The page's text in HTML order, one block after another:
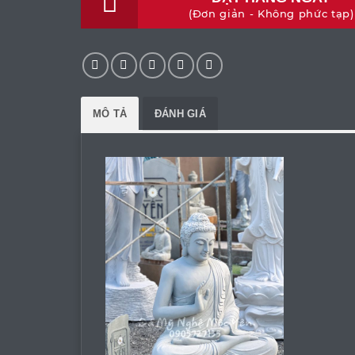
(Đơn giản - Không phức tạp)
MÔ TẢ ĐÁNH GIÁ